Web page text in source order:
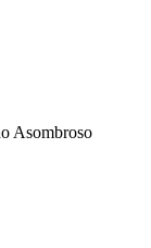
Asombroso